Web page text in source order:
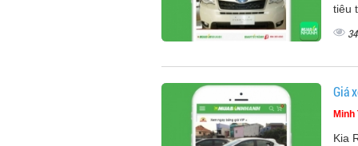
tiêu
Giá
Minh
Kia